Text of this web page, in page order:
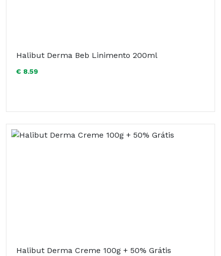
Halibut Derma Beb Linimento 200ml
€ 8.59
Halibut Derma Creme 100g + 50% Grátis